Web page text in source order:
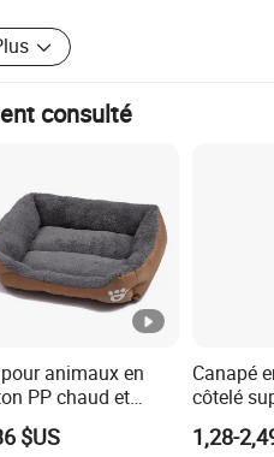
consulté
animaux en
PP chaud et
- Lavable
et pliable
$US
Canapé
côtelé
pour
1,28-